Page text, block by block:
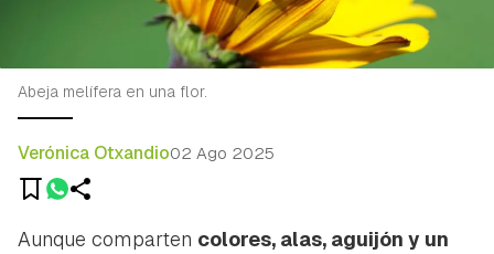
Abeja melífera en una flor.
Verónica Otxandio02 Ago 2025
Aunque comparten colores, alas, aguijón y un